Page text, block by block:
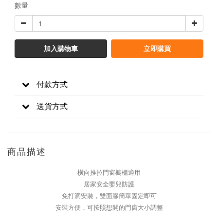
數量
加入購物車 立即購買
付款方式
送貨方式
商品描述
橫向推拉門窗櫥櫃適用
居家安全嬰兒防護
免打洞安裝，雙面膠簡單固定即可
安裝方便，可按照想開的門窗大小調整